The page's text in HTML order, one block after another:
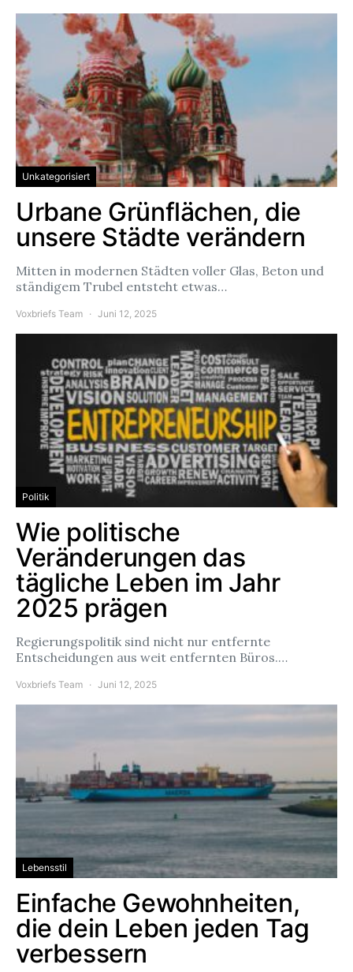
Unkategorisiert
Urbane Grünflächen, die
unsere Städte verändern
Mitten in modernen Städten voller Glas, Beton und
ständigem Trubel entsteht etwas…
Voxbriefs Team Juni 12, 2025
Politik
Wie politische
Veränderungen das
tägliche Leben im Jahr
2025 prägen
Regierungspolitik sind nicht nur entfernte
Entscheidungen aus weit entfernten Büros.…
Voxbriefs Team Juni 12, 2025
Lebensstil
Einfache Gewohnheiten,
die dein Leben jeden Tag
verbessern